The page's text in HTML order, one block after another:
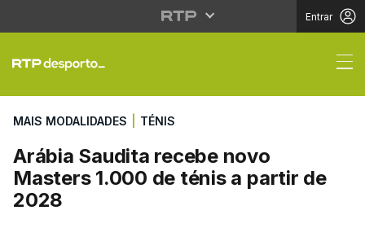
Entrar
Arábia Saudita
MAIS MODALIDADES TÉNIS
Arábia Saudita recebe novo
Masters 1.000 de ténis a partir de
2028